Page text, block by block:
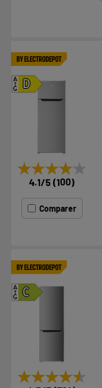
BY ELECTRODEPOT
D
A
G
★★★★★
★★★★★
4.1/5 (100)
Comparer
BY ELECTRODEPOT
C
A
G
★★★★★
★★★★★